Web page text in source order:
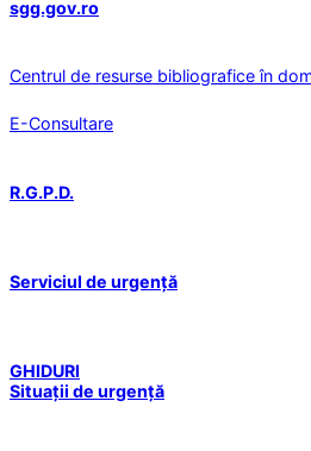
sgg.gov.ro
Centrul de resurse bibliografice în
E-Consultare
R.G.P.D.
Serviciul de urgență
GHIDURI
Situații de urgență